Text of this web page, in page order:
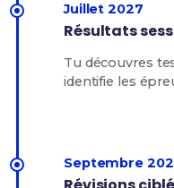
Juillet 2027
Résultats
Tu découvres
identifie les
Septembre